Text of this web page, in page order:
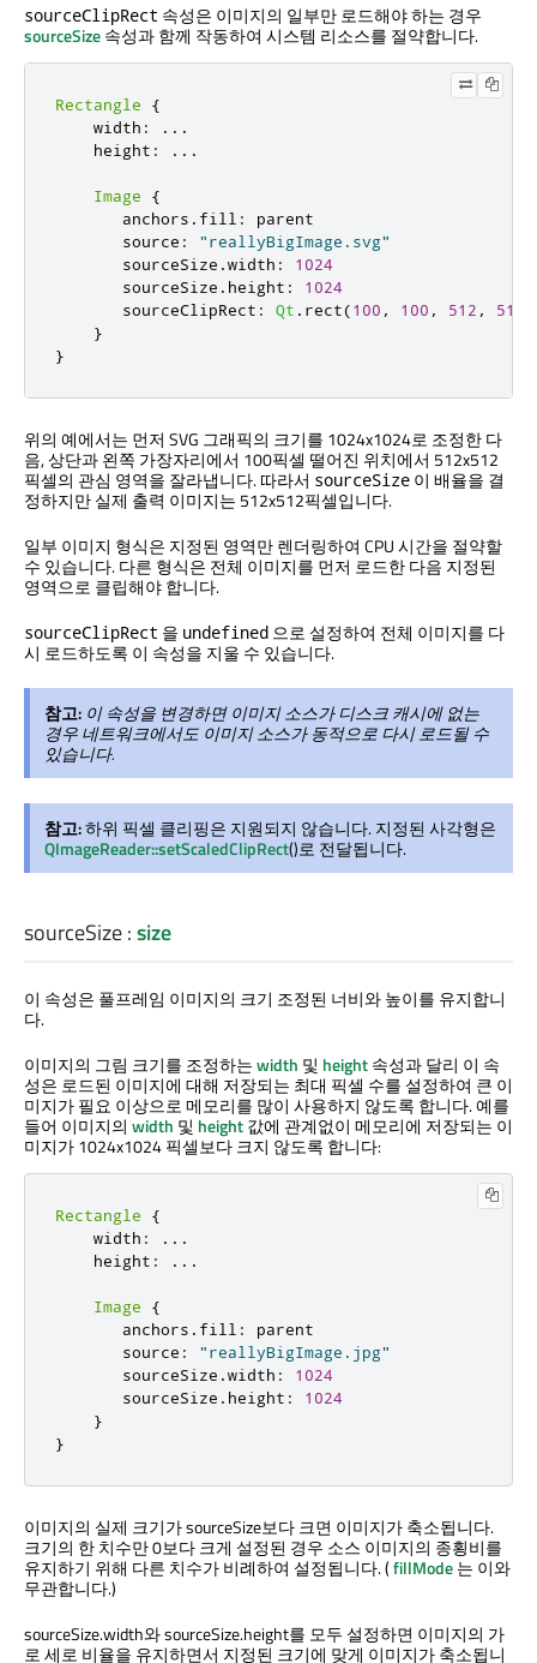
sourceClipRect 속성은 이미지의 일부만 로드해야 하는 경우
sourceSize속성과 함께 작동하여 시스템 리소스를 절약합니다.
Rectangle
{
    width
: . . .
    height
: . . .
Image
{
       anchors
. fill :
parent
       source
:
"reallyBigImage.svg"
       sourceSize
.width :
1024
       sourceSize
. height :
1024
       sourceClipRect
: Qt . rect(100 , 100 , 512 , 512
}
}
위의 예에서는 먼저 SVG 그래픽의 크기를 1024x1024로 조정한 다
음, 상단과 왼쪽 가장자리에서 100픽셀 떨어진 위치에서 512x512
픽셀의 관심 영역을 잘라냅니다. 따라서 sourceSize 이 배율을 결
정하지만 실제 출력 이미지는 512x512픽셀입니다.
일부 이미지 형식은 지정된 영역만 렌더링하여 CPU 시간을 절약할
수 있습니다. 다른 형식은 전체 이미지를 먼저 로드한 다음 지정된
영역으로 클립해야 합니다.
sourceClipRect 을 undefined 으로 설정하여 전체 이미지를 다
시 로드하도록 이 속성을 지울 수 있습니다.
참고: 이 속성을 변경하면 이미지 소스가 디스크 캐시에 없는
경우 네트워크에서도 이미지 소스가 동적으로 다시 로드될 수
있습니다.
참고:하위 픽셀 클리핑은 지원되지 않습니다. 지정된 사각형은
QImageReader::setScaledClipRect()로 전달됩니다.
sourceSize:size
이 속성은 풀프레임 이미지의 크기 조정된 너비와 높이를 유지합니
다.
이미지의 그림 크기를 조정하는width 및 height속성과 달리 이 속
성은 로드된 이미지에 대해 저장되는 최대 픽셀 수를 설정하여 큰 이
미지가 필요 이상으로 메모리를 많이 사용하지 않도록 합니다. 예를
들어 이미지의 width 및 height값에 관계없이 메모리에 저장되는 이
미지가 1024x1024 픽셀보다 크지 않도록 합니다:
Rectangle
{
    width
: . . .
    height
: . . .
Image
{
       anchors
. fill :
parent
       source
:
"reallyBigImage.jpg"
       sourceSize
.width :
1024
       sourceSize
. height :
1024
}
}
이미지의 실제 크기가 sourceSize보다 크면 이미지가 축소됩니다.
크기의 한 치수만 0보다 크게 설정된 경우 소스 이미지의 종횡비를
유지하기 위해 다른 치수가 비례하여 설정됩니다. (fillMode는 이와
무관합니다.)
sourceSize.width와 sourceSize.height를 모두 설정하면 이미지의 가
로 세로 비율을 유지하면서 지정된 크기에 맞게 이미지가 축소됩니